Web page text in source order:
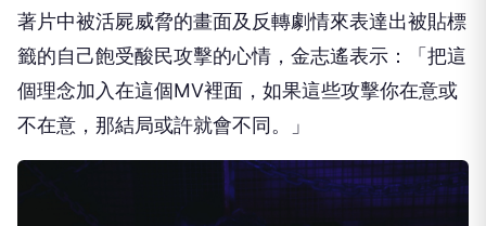
著片中被活屍威脅的畫面及反轉劇情來表達出被貼標
籤的自己飽受酸民攻擊的心情，金志遙表示：「把這
個理念加入在這個MV裡面，如果這些攻擊你在意或
不在意，那結局或許就會不同。」